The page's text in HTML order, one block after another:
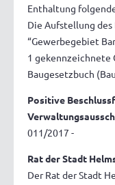
Enthaltung
Die Aufstellung des
“Gewerbegebiet
1 gekennzeichnete
Baugesetzbuch
Positive
011/2017 -
Rat der Stadt
Der Rat der Stadt